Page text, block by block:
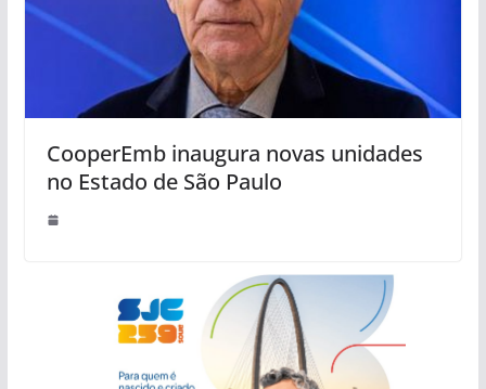
CooperEmb inaugura novas unidades
no Estado de São Paulo